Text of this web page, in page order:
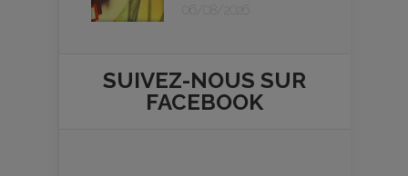
06/08/2026
SUIVEZ-NOUS SUR
FACEBOOK